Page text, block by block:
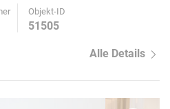
Objekt-ID
51505
Alle Details